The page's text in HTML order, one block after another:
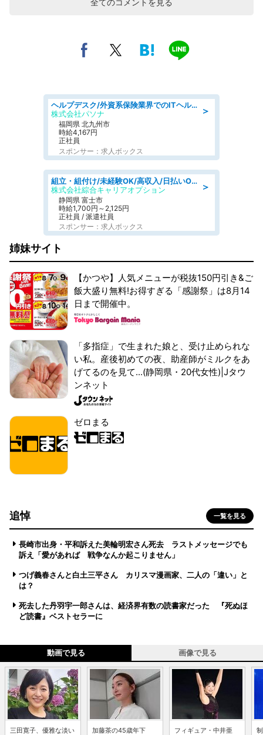
全てのコメントを見る
＞
ヘルプデスク/外資系保険業界でのITヘルプデスク業務/駅近/即日勤務可/ヘルプデスク
株式会社パソナ
福岡県 北九州市
時給4,167円
正社員
スポンサー：求人ボックス
＞
組立・組付け/未経験OK/高収入/日払いOK/寮費無料/交替制
株式会社綜合キャリアオプション
静岡県 富士市
時給1,700円～2,125円
正社員 / 派遣社員
スポンサー：求人ボックス
姉妹サイト
【かつや】人気メニューが税抜150円引き&ご
飯大盛り無料!お得すぎる「感謝祭」は8月14
日まで開催中。
「多指症」で生まれた娘と、受け止められな
い私。産後初めての夜、助産師がミルクをあ
げてるのを見て...(静岡県・20代女性)|Jタウ
ンネット
ゼロまる
追悼 一覧を見る
長崎市出身・平和訴えた美輪明宏さん死去 ラストメッセージでも
訴え「愛があれば 戦争なんか起こりません」
つげ義春さんと白土三平さん カリスマ漫画家、二人の「違い」と
は？
死去した丹羽宇一郎さんは、経済界有数の読書家だった 『死ぬほ
ど読書』ベストセラーに
動画で見る 画像で見る
三田寛子、優雅な淡い
加藤茶の45歳年下
フィギュア・中井亜